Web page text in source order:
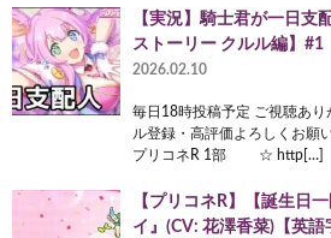
【実況】騎士君が一日支
ストーリー クルル編】#1
2026.02.10
毎日18時投稿予定 ご視聴あ
ル登録・高評価よろしくお
プリコネR 1部 ☆ http[…]
【プリコネR】【誕生日
イ』(CV: 花澤香菜)【英語